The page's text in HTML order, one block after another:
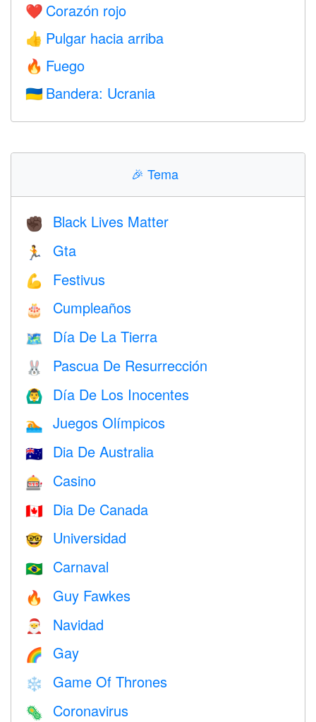
❤️ Corazón rojo
👍 Pulgar hacia arriba
🔥 Fuego
🇺🇦 Bandera: Ucrania
🎉 Tema
✊🏿 Black Lives Matter
🏃 Gta
💪 Festivus
🎂 Cumpleaños
🗺️ Día De La Tierra
🐰 Pascua De Resurrección
🙆‍♂️ Día De Los Inocentes
🏊 Juegos Olímpicos
🇦🇺 Dia De Australia
🎰 Casino
🇨🇦 Dia De Canada
🤓 Universidad
🇧🇷 Carnaval
🔥 Guy Fawkes
🎅 Navidad
🌈 Gay
❄️ Game Of Thrones
🦠 Coronavirus